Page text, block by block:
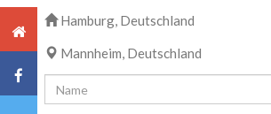
Hamburg, Deutschland
Mannheim, Deutschland